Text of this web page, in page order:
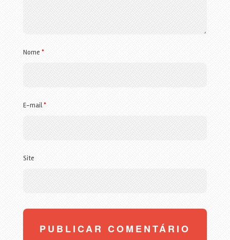
Nome *
E-mail*
Site